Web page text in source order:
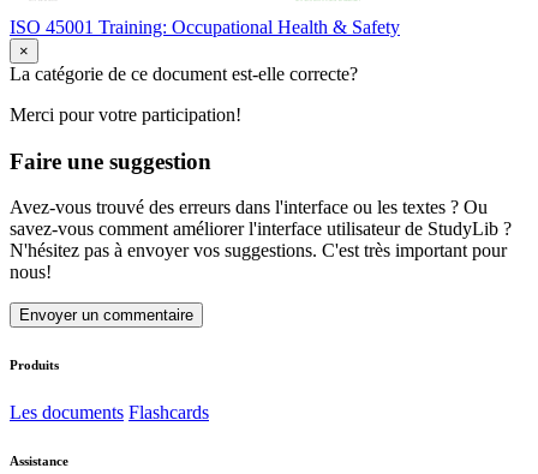
ISO 45001 Training: Occupational Health & Safety
×
La catégorie de ce document est-elle correcte?
Merci pour votre participation!
Faire une suggestion
Avez-vous trouvé des erreurs dans l'interface ou les textes ? Ou
savez-vous comment améliorer l'interface utilisateur de StudyLib ?
N'hésitez pas à envoyer vos suggestions. C'est très important pour
nous!
Envoyer un commentaire
Produits
Les documents Flashcards
Assistance